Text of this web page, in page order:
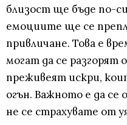
близост ще бъде по-
емоциите ще се
привличане. Това е
могат да се разгорят
преживеят искри,
огън. Важното е да
не се страхувате от